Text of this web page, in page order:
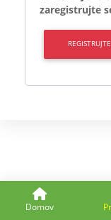
zaregistrujte
Domov